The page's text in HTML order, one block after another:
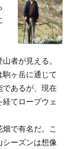
者が見える。
ヶ岳に通じて
あるが、現在
てロープウェ
で有名だ。こ
ーズンは想像